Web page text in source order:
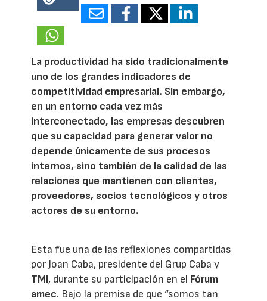
17782
La productividad ha sido tradicionalmente
uno de los grandes indicadores de
competitividad empresarial. Sin embargo,
en un entorno cada vez más
interconectado, las empresas descubren
que su capacidad para generar valor no
depende únicamente de sus procesos
internos, sino también de la calidad de las
relaciones que mantienen con clientes,
proveedores, socios tecnológicos y otros
actores de su entorno.
Esta fue una de las reflexiones compartidas
por Joan Caba, presidente del Grup Caba y
TMI, durante su participación en el Fórum
amec. Bajo la premisa de que “somos tan